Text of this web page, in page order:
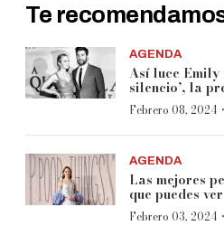
Te
AGENDA
Así luce Emily
silencio’, la
Febrero 08, 2024 ·
AGENDA
Las mejores
que puedes
Febrero 03, 2024 ·